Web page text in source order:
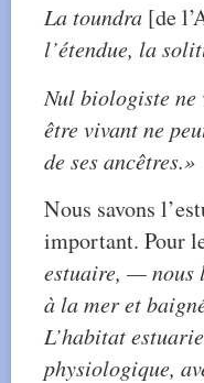
La toundra [de
l’étendue, la
Nul biologiste
être vivant ne
de ses ancêtres.»
Nous savons
important. Pour
estuaire, — nous
à la mer et
L’habitat
physiologique,